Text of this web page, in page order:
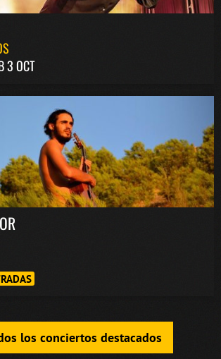
3 OCT
los conciertos destacados